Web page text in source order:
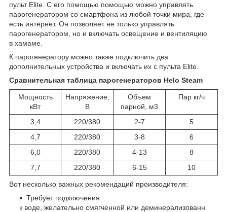
пульт Elite. C его помощью помощью можно управлять
парогенератором со смартфона из любой точки мира, где
есть интернет. Он позволяет не только управлять
парогенератором, но и включать освещение и вентиляцию
в хамаме.
К парогенератору можно также подключить два
дополнительных устройства и включать их с пульта Elite.
Сравнительная таблица парогенераторов Helo Steam
Мощность
кВт
Напряжение,
В
Объем
парной, м3
Пар кг/ч
3,4 220/380 2-7
5
4,7
220/380 3-8
6
6,0
220/380 4-13
8
7,7
220/380 6-15 10
Вот несколько важных рекомендаций производителя:
Требует подключения
к воде, желательно смягченной или деминерализованн